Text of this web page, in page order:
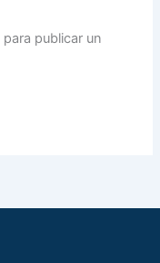
para publicar un